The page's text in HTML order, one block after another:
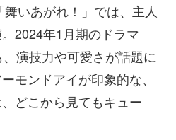
いあがれ！」では、主人
2024年1月期のドラマ
、演技力や可愛さが話題に
モンドアイが印象的な、
どこから見てもキュー